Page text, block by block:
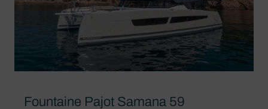
Fountaine Pajot Samana 59